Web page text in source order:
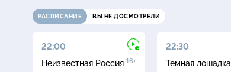
РАСПИСАНИЕ ВЫ НЕ ДОСМОТРЕЛИ
22:00
Неизвестная Россия 16+
22:30
Темная лошадка